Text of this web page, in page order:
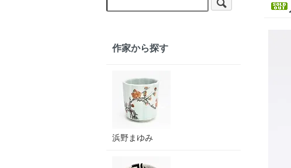
作家から探す
浜野まゆみ